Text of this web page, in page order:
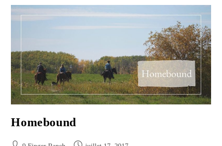
Homebound